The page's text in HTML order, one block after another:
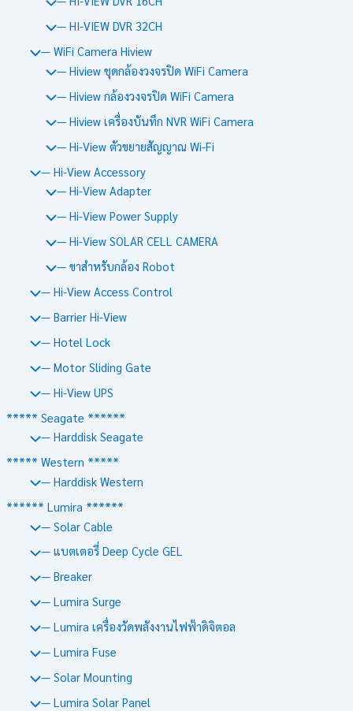
— HI-VIEW DVR 32CH
— WiFi Camera Hiview
— Hiview ชุดกล้องวงจรปิด WiFi Camera
— Hiview กล้องวงจรปิด WiFi Camera
— Hiview เครื่องบันทึก NVR WiFi Camera
— Hi-View ตัวขยายสัญญาณ Wi-Fi
— Hi-View Accessory
— Hi-View Adapter
— Hi-View Power Supply
— Hi-View SOLAR CELL CAMERA
— ขาสำหรับกล้อง Robot
— Hi-View Access Control
— Barrier Hi-View
— Hotel Lock
— Motor Sliding Gate
— Hi-View UPS
***** Seagate ******
— Harddisk Seagate
***** Western *****
— Harddisk Western
****** Lumira ******
— Solar Cable
— แบตเตอรี่ Deep Cycle GEL
— Breaker
— Lumira Surge
— Lumira เครื่องวัดพลังงานไฟฟ้าดิจิตอล
— Lumira Fuse
— Solar Mounting
— Lumira Solar Panel